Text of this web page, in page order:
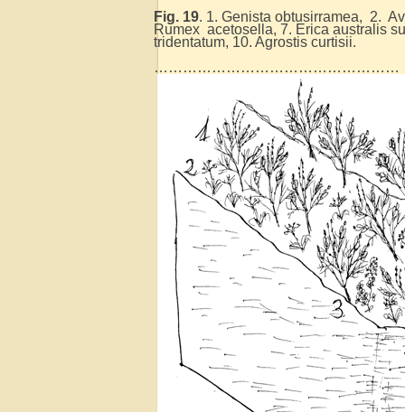
Fig. 19. 1. Genista obtusirramea, 2.
Rumex acetosella, 7. Erica australis
tridentatum, 10. Agrostis curtisii.
……………………………………………